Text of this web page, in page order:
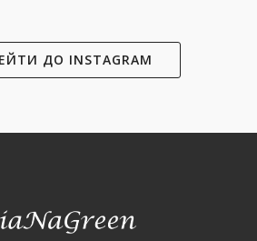
ДО INSTAGRAM